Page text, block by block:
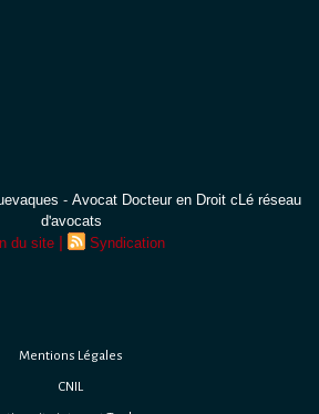
- Avocat Docteur en Droit cLé réseau
d'avocats
du site | Syndication
Mentions Légales
CNIL